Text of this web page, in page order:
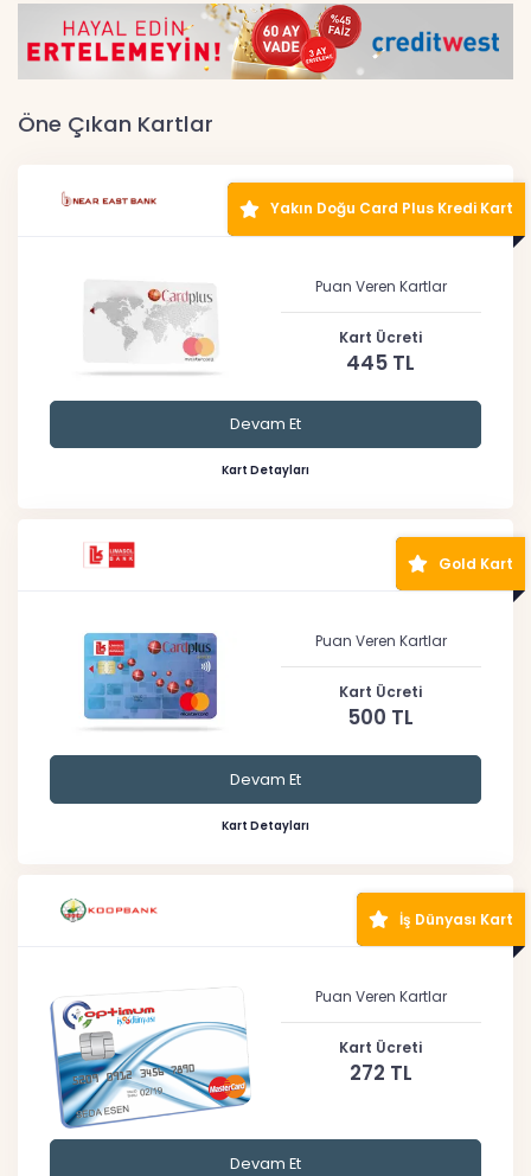
Öne Çıkan Kartlar
Yakın Doğu Card Plus Kredi Kart
Puan Veren Kartlar
Kart Ücreti
445 TL
Devam Et
Kart Detayları
Gold Kart
Puan Veren Kartlar
Kart Ücreti
500 TL
Devam Et
Kart Detayları
İş Dünyası Kart
Puan Veren Kartlar
Kart Ücreti
272 TL
Devam Et